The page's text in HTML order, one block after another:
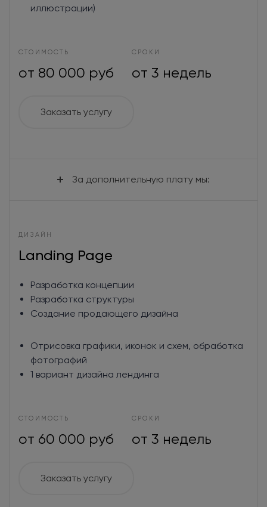
иллюстрации)
СТОИМОСТЬ
от 80 000 руб
СРОКИ
от 3 недель
Заказать услугу
За дополнительную плату мы:
страниц сайта
Создадим варианты: карточки товара,
фильтра, сортировки, оформления заказа
ДИЗАЙН
Landing Page
Разработка концепции
Разработка структуры
Создание продающего дизайна
Отрисовка графики, иконок и схем, обработка
фотографий
1 вариант дизайна лендинга
СТОИМОСТЬ
от 60 000 руб
СРОКИ
от 3 недель
Заказать услугу